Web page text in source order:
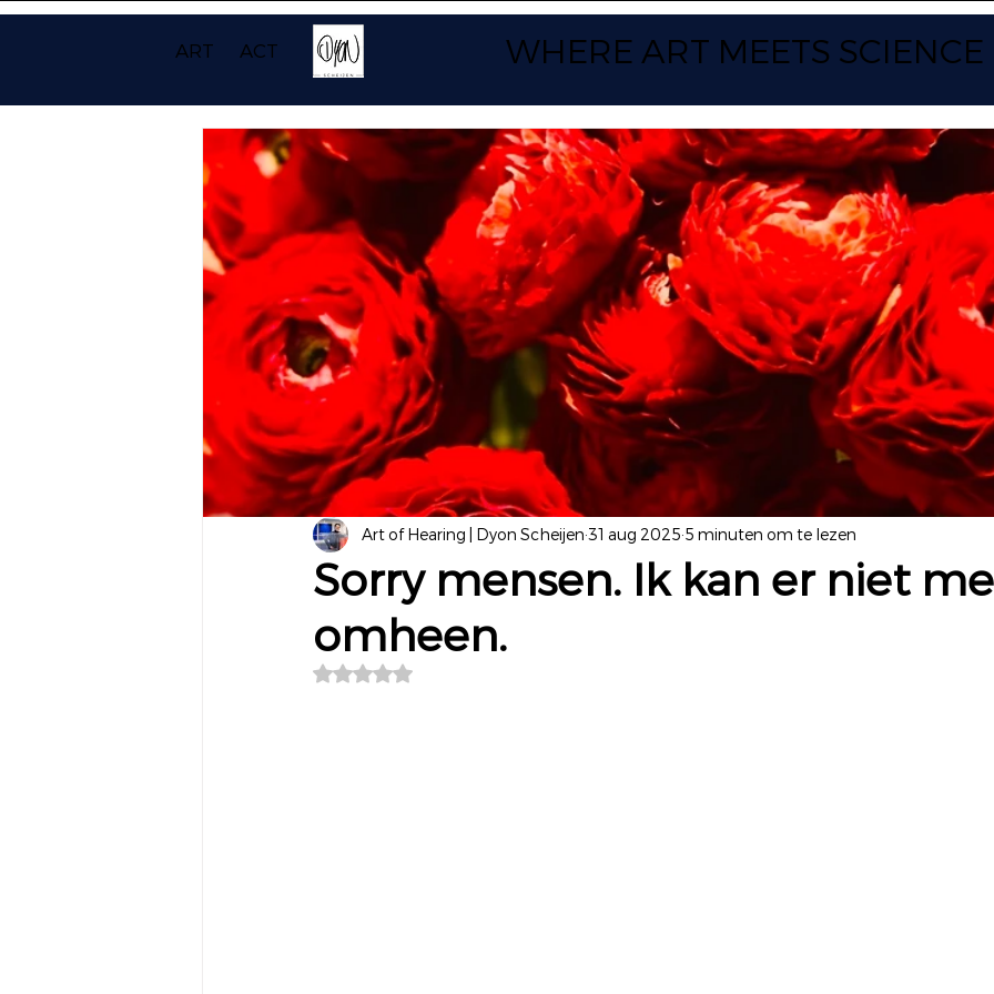
ART ACT WHERE ART MEETS SCIENCE
Sorry mensen. Ik kan er niet
omheen.
Art of Hearing | Dyon Scheijen 31 aug 2025 5 minuten om te lezen
Beoordeeld met NaN uit 5 sterren.